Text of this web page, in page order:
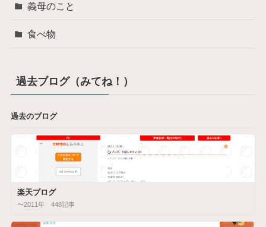
義母のこと
食べ物
過去ブログ（みてね！）
過去のブログ
楽天ブログ
〜2011年 448記事